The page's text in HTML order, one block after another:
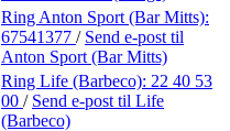
Ring Anton Sport (Bar Mitts):
67541377 / Send e-post til
Anton Sport (Bar Mitts)
Ring Life (Barbeco): 22 40 53
00 / Send e-post til Life
(Barbeco)